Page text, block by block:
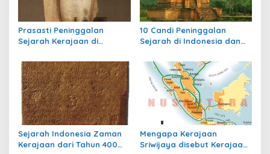
Prasasti Peninggalan
Sejarah Kerajaan di
10 Candi Peninggalan
Sejarah di Indonesia dan
Sejarah Indonesia Zaman
Kerajaan dari Tahun 400
Mengapa Kerajaan
Sriwijaya disebut Kerajaan